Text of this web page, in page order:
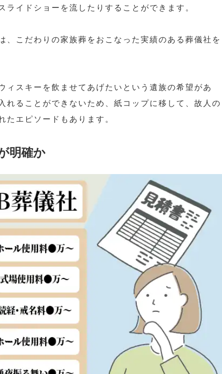
ライドショーを流したりすることができます。
、こだわりの家族葬をおこなった実績のある葬儀社を
ィスキーを飲ませてあげたいという遺族の希望があ
れることができないため、紙コップに移して、故人の
たエピソードもあります。
明確か